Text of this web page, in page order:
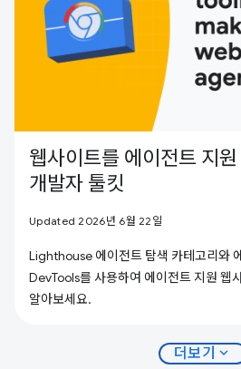
웹사이트를 에이전트 지
개발자 툴킷
Updated 2026년 6월 22일
Lighthouse 에이전트 탐색 카테고리와
DevTools를 사용하여 에이전트 지원 웹
알아보세요.
더보기 expand_more